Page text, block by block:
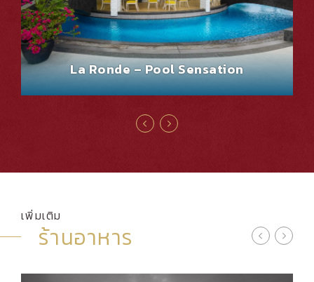
La Ronde – Pool Sensation
เพิ่มเติม
ร้านอาหาร